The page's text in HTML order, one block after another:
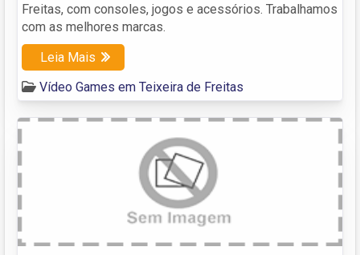
Freitas, com consoles, jogos e acessórios. Trabalhamos
com as melhores marcas.
Leia Mais
Vídeo Games em Teixeira de Freitas